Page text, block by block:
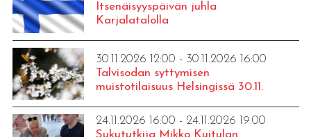
Itsenäisyyspäivän juhla
Karjalatalolla
30.11.2026 12:00 - 30.11.2026 16:00
Talvisodan syttymisen
muistotilaisuus Helsingissä 30.11.
24.11.2026 16:00 - 24.11.2026 19:00
Sukututkija Mikko Kuitulan